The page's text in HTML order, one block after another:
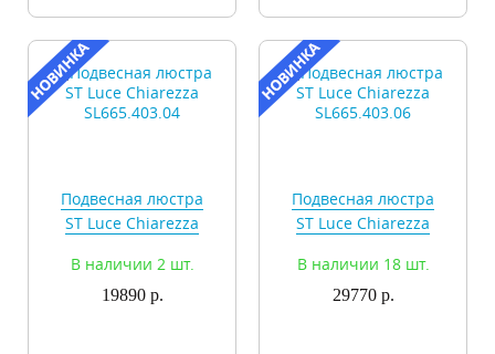
Подвесная люстра
ST Luce Chiarezza
В наличии 2 шт.
19890 р.
Подвесная люстра
ST Luce Chiarezza
В наличии 18 шт.
29770 р.